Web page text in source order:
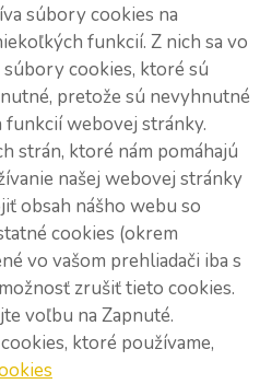
súbory cookies na
funkcií. Z nich sa vo
cookies, ktoré sú
pretože sú nevyhnutné
webovej stránky.
strán, ktoré nám pomáhajú
našej webovej stránky
obsah nášho webu so
cookies (okrem
vo vašom prehliadači iba s
zrušiť tieto cookies.
voľbu na Zapnuté.
ktoré používame,